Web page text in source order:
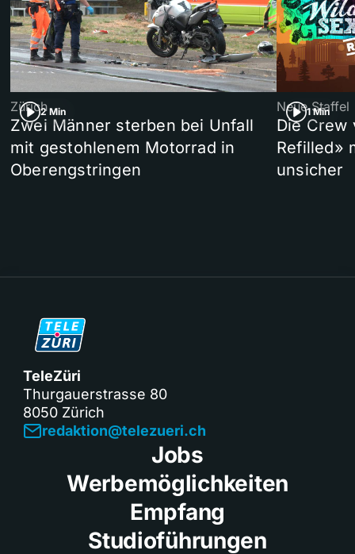
2 Min
Zürich
Zwei Männer sterben bei Unfall
mit gestohlenem Motorrad in
Oberengstringen
1 Min
Neue Staffel
Die Crew
Refilled»
unsicher
TeleZüri
Thurgauerstrasse 80
8050 Zürich
redaktion@telezueri.ch
Jobs
Werbemöglichkeiten
Empfang
Studioführungen